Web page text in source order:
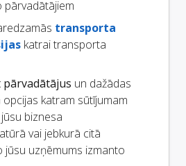
pārvadātājiem
transporta
katrai transporta
pārvadātājus un dažādas
katram sūtījumam
biznesa
vai jebkurā citā
jūsu uzņēmums izmanto